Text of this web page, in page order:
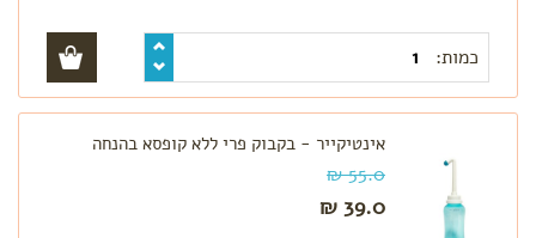
שמנים
ותרסיסים
תחבושות
מתנות
כמות:
אינטיקייר - בקבוק פרי ללא קופסא בהנחה
55.0 ₪
39.0 ₪